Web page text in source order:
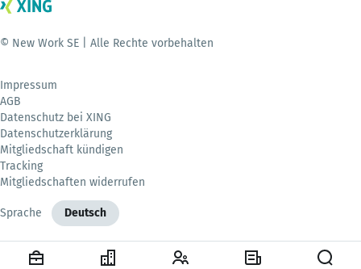
© New Work SE | Alle Rechte vorbehalten
Impressum
AGB
Datenschutz bei XING
Datenschutzerklärung
Mitgliedschaft kündigen
Tracking
Mitgliedschaften widerrufen
Sprache Deutsch